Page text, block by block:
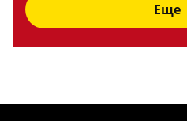
Еще